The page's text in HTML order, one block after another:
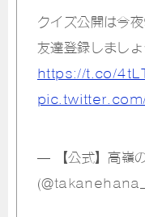
クイズ公開は今
友達登録しましょ
https://t.co/
— 【公式】高嶺